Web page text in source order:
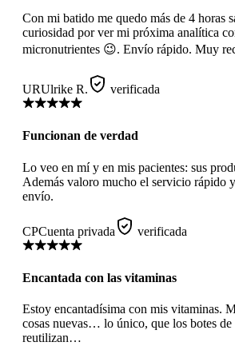
Con mi batido me quedo más de 4 horas
curiosidad por ver mi próxima analítica
micronutrientes 😉. Envío rápido. Muy
URUlrike R. verificada
Funcionan de verdad
Lo veo en mí y en mis pacientes: sus
Además valoro mucho el servicio rápido
envío.
CPCuenta privada verificada
Encantada con las vitaminas
Estoy encantadísima con mis vitaminas.
cosas nuevas… lo único, que los botes de
reutilizan…